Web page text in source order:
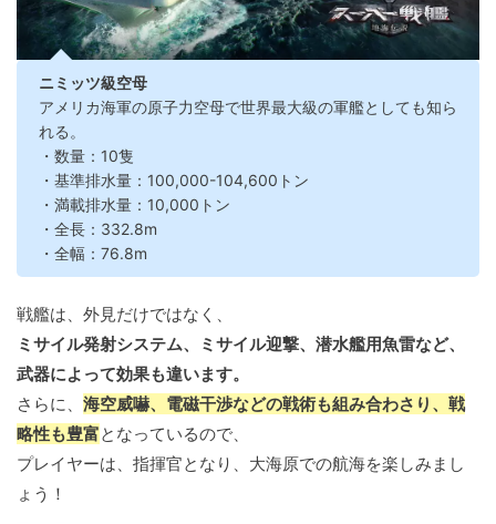
ニミッツ級空母
アメリカ海軍の原子力空母で世界最大級の軍艦としても知ら
れる。
・数量：10隻
・基準排水量：100,000-104,600トン
・満載排水量：10,000トン
・全長：332.8m
・全幅：76.8m
戦艦は、外見だけではなく、
ミサイル発射システム、ミサイル迎撃、潜水艦用魚雷など、
武器によって効果も違います。
さらに、 海空威嚇、電磁干渉などの戦術も組み合わさり、戦
略性も豊富となっているので、
プレイヤーは、指揮官となり、大海原での航海を楽しみまし
ょう！